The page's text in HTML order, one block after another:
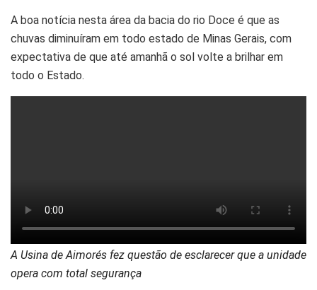
A boa notícia nesta área da bacia do rio Doce é que as
chuvas diminuíram em todo estado de Minas Gerais, com
expectativa de que até amanhã o sol volte a brilhar em
todo o Estado.
A Usina de Aimorés fez questão de esclarecer que a unidade
opera com total segurança